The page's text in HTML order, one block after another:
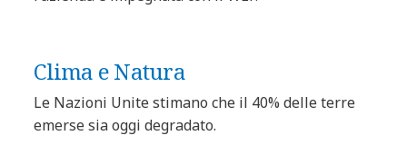
Clima e Natura
Le Nazioni Unite stimano che il 40% delle terre
emerse sia oggi degradato.